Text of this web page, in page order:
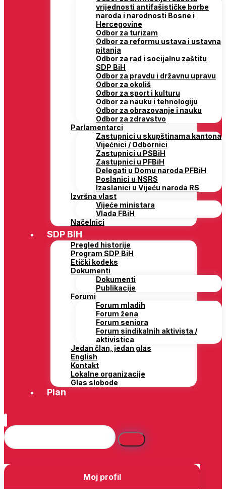
vrijednosti antifašističke borbe
naroda i narodnosti Bosne i
Hercegovine
Odbor za turizam
Odbor za reformu ustava i ustavna
pitanja
Odbor za rad i socijalnu zaštitu
SDP BiH
Odbor za pravdu i državnu upravu
Odbor za okoliš
Odbor za sport i kulturu
Odbor za nauku i tehnologiju
Odbor za obrazovanje i nauku
Odbor za zdravstvo
Parlamentarci
Zastupnici u skupštinama kantona
Vijećnici / Odbornici
Zastupnici u PSBiH
Zastupnici u PFBiH
Delegati u Domu naroda PFBiH
Poslanici u NSRS
Izaslanici u Vijeću naroda RS
Izvršna vlast
Vijeće ministara
Vlada FBiH
Načelnici
SDP BiH
Pregled historije
Program SDP BiH
Etički kodeks
Dokumenti
Dokumenti
Publikacije
Forumi
Forum mladih
Forum žena
Forum seniora
Forum sindikalnih aktivista /
aktivistica
Jedan član, jedan glas
English
Kontakt
Lokalne organizacije
Glas slobode
Plan
Moj profil